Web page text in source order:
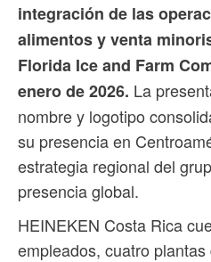
integración de las
alimentos y venta
Florida Ice and Farm
enero de 2026. La
nombre y logotipo
su presencia en
estrategia regional del
presencia global.
HEINEKEN Costa Rica
empleados, cuatro